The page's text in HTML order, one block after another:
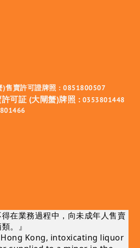
)售賣許可證牌照 : 0851800507
可証 (大閘蟹)牌照 : 0353801448
得在業務過程中，向未成年人售賣
。』
Kong, intoxicating liquor